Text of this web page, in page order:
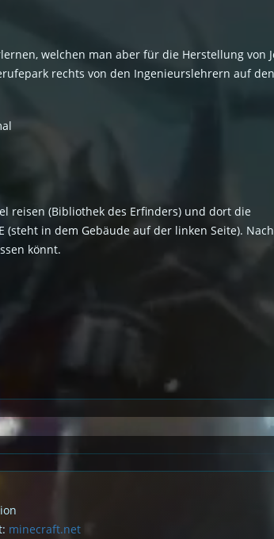
welchen man aber für die Herstellung von
rechts von den Ingenieurslehrern auf den
reisen (Bibliothek des Erfinders) und dort die
in dem Gebäude auf der linken Seite). Nach
könnt.
minecraft.net